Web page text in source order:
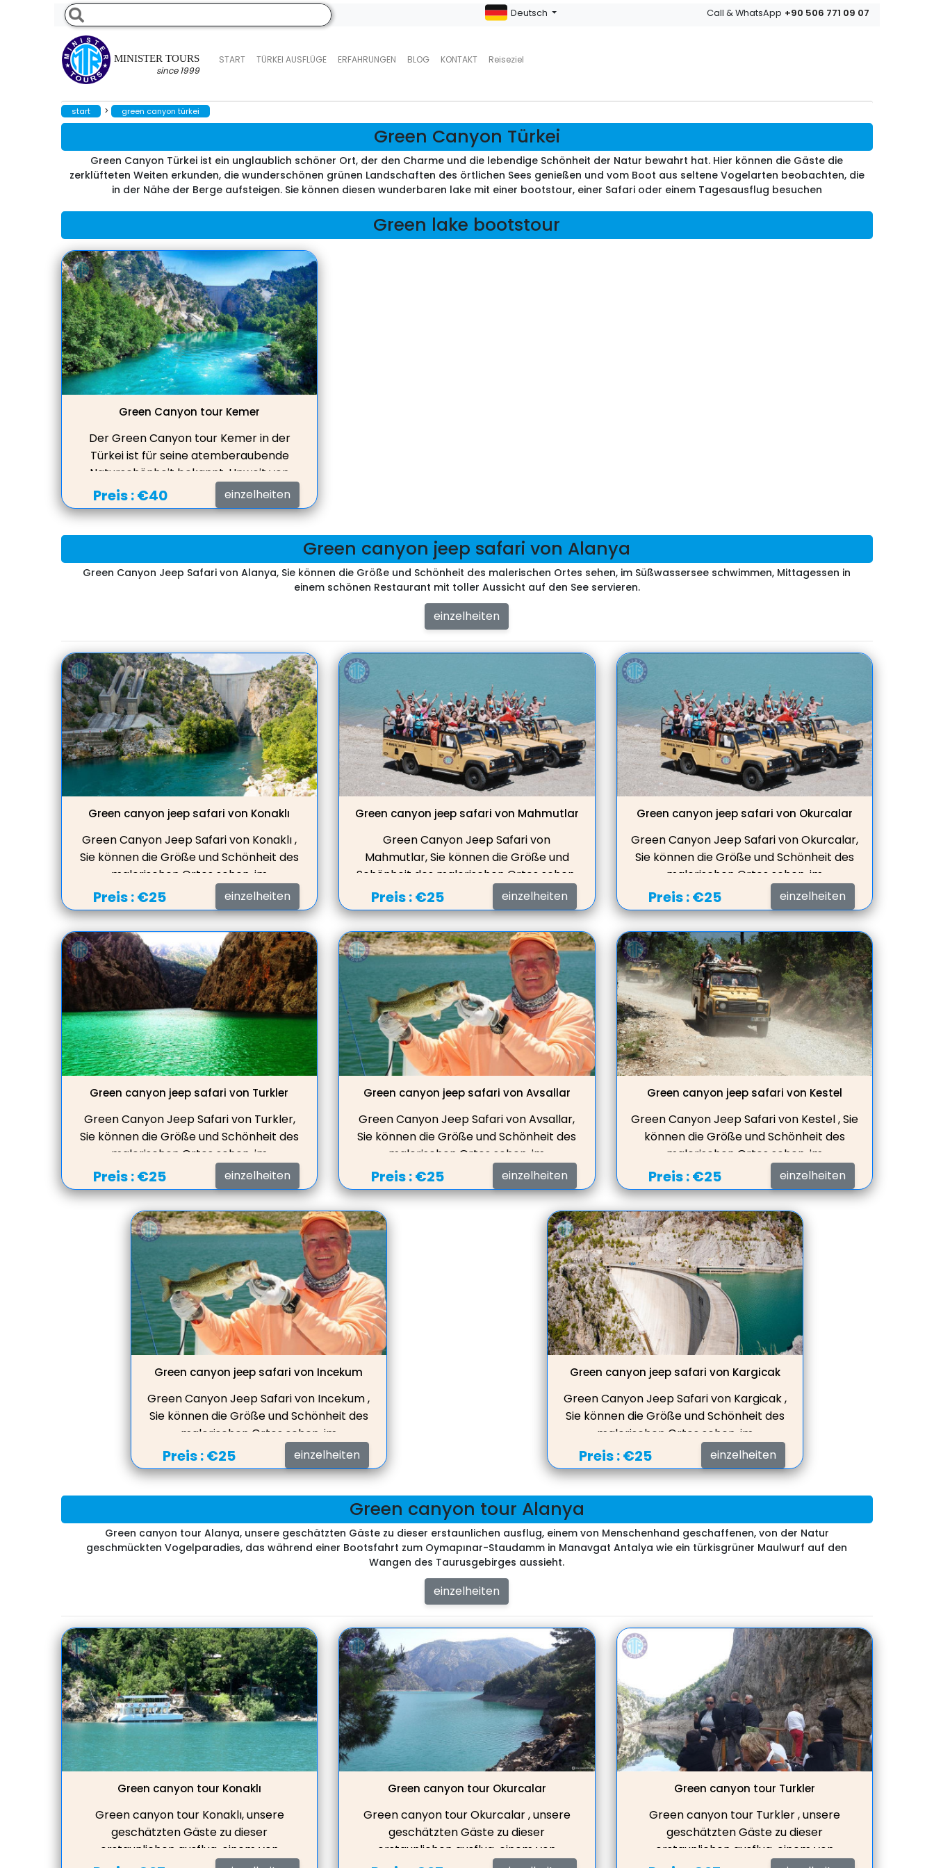
MINISTER TOURS
since 1999
START TÜRKEI AUSFLÜGE ERFAHRUNGEN BLOG KONTAKT Reiseziel
Deutsch Call & WhatsApp +90 506 771 09 07
start > green canyon türkei
Green Canyon Türkei
Green Canyon Türkei ist ein unglaublich schöner Ort, der den Charme und die lebendige Schönheit der Natur bewahrt hat. Hier können die Gäste die
zerklüfteten Weiten erkunden, die wunderschönen grünen Landschaften des örtlichen Sees genießen und vom Boot aus seltene Vogelarten beobachten, die
in der Nähe der Berge aufsteigen. Sie können diesen wunderbaren lake mit einer bootstour, einer Safari oder einem Tagesausflug besuchen
Green lake bootstour
Green Canyon tour Kemer
Der Green Canyon tour Kemer in der
Türkei ist für seine atemberaubende
Naturschönheit bekannt. Unweit von
Antalya gelegen, zwischen Bergen und
Wäldern, regt die Schlucht mit ihren
Grand Canyon zu gelangen, können Sie
einen Ausflug nutzen, der von örtlichen
Reisebüros wie Minister Tours organisiert
Preis :€40 einzelheiten
Green canyon jeep safari von Alanya
Green Canyon Jeep Safari von Alanya, Sie können die Größe und Schönheit des malerischen Ortes sehen, im Süßwassersee schwimmen, Mittagessen in
einem schönen Restaurant mit toller Aussicht auf den See servieren.
einzelheiten
Green canyon jeep safari von Konaklı
Green Canyon Jeep Safari von Konaklı ,
Sie können die Größe und Schönheit des
malerischen Ortes sehen, im
Süßwassersee schwimmen, Mittagessen
in einem schönen Restaurant mit toller
Preis :€25 einzelheiten
Green canyon jeep safari von Mahmutlar
Green Canyon Jeep Safari von
Mahmutlar, Sie können die Größe und
Schönheit des malerischen Ortes sehen,
im Süßwassersee schwimmen,
Mittagessen in einem schönen
See servieren.
Preis :€25 einzelheiten
Green canyon jeep safari von Okurcalar
Green Canyon Jeep Safari von Okurcalar,
Sie können die Größe und Schönheit des
malerischen Ortes sehen, im
Süßwassersee schwimmen, Mittagessen
in einem schönen Restaurant mit toller
Preis :€25 einzelheiten
Green canyon jeep safari von Turkler
Green Canyon Jeep Safari von Turkler,
Sie können die Größe und Schönheit des
malerischen Ortes sehen, im
Süßwassersee schwimmen, Mittagessen
in einem schönen Restaurant mit toller
Preis :€25 einzelheiten
Green canyon jeep safari von Avsallar
Green Canyon Jeep Safari von Avsallar,
Sie können die Größe und Schönheit des
malerischen Ortes sehen, im
Süßwassersee schwimmen, Mittagessen
in einem schönen Restaurant mit toller
Preis :€25 einzelheiten
Green canyon jeep safari von Kestel
Green Canyon Jeep Safari von Kestel , Sie
können die Größe und Schönheit des
malerischen Ortes sehen, im
Süßwassersee schwimmen, Mittagessen
in einem schönen Restaurant mit toller
Preis :€25 einzelheiten
Green canyon jeep safari von Incekum
Green Canyon Jeep Safari von Incekum ,
Sie können die Größe und Schönheit des
malerischen Ortes sehen, im
Süßwassersee schwimmen, Mittagessen
in einem schönen Restaurant mit toller
Preis :€25 einzelheiten
Green canyon jeep safari von Kargicak
Green Canyon Jeep Safari von Kargicak ,
Sie können die Größe und Schönheit des
malerischen Ortes sehen, im
Süßwassersee schwimmen, Mittagessen
in einem schönen Restaurant mit toller
Preis :€25 einzelheiten
Green canyon tour Alanya
Green canyon tour Alanya, unsere geschätzten Gäste zu dieser erstaunlichen ausflug, einem von Menschenhand geschaffenen, von der Natur
geschmückten Vogelparadies, das während einer Bootsfahrt zum Oymapınar-Staudamm in Manavgat Antalya wie ein türkisgrüner Maulwurf auf den
Wangen des Taurusgebirges aussieht.
einzelheiten
Green canyon tour Konaklı
Green canyon tour Konaklı, unsere
geschätzten Gäste zu dieser
erstaunlichen ausflug, einem von
Green canyon tour Okurcalar
Green canyon tour Okurcalar , unsere
geschätzten Gäste zu dieser
erstaunlichen ausflug, einem von
Green canyon tour Turkler
Green canyon tour Turkler , unsere
geschätzten Gäste zu dieser
erstaunlichen ausflug, einem von